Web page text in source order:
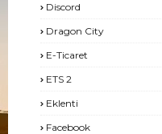
Discord
Dragon City
E-Ticaret
ETS 2
Eklenti
Facebook